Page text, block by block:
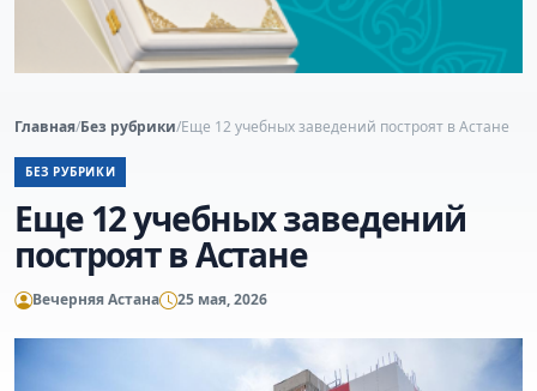
Главная/Без рубрики/Еще 12 учебных заведений построят в Астане
БЕЗ РУБРИКИ
Еще 12 учебных заведений
построят в Астане
Вечерняя Астана 25 мая, 2026